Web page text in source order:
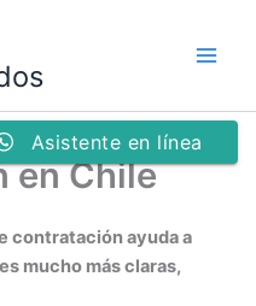
procesos
en Chile
contratación ayuda a
mucho más claras,
Asistente en línea